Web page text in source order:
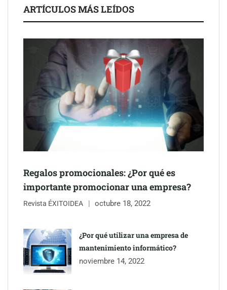
La luz roja, el nuevo aftersun, actúa en la recuperación de la piel
Eulalia Roig lanza ‘The Journal’, una revista digital mensual de
entrevistas y fotografía editorial
inmobiliarios: hasta 82% de ahorro por cobro
Gestoría Online reduce a unas horas el alta de autónomo
ARTÍCULOS MÁS LEÍDOS
Regalos promocionales: ¿Por qué es
importante promocionar una empresa?
Revista ÉXITOIDEA octubre 18, 2022
¿Por qué utilizar una empresa de
mantenimiento informático?
noviembre 14, 2022